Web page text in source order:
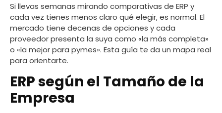
Si llevas semanas mirando comparativas de ERP y
cada vez tienes menos claro qué elegir, es normal. El
mercado tiene decenas de opciones y cada
proveedor presenta la suya como «la más completa»
o «la mejor para pymes». Esta guía te da un mapa real
para orientarte.
ERP según el Tamaño de la
Empresa